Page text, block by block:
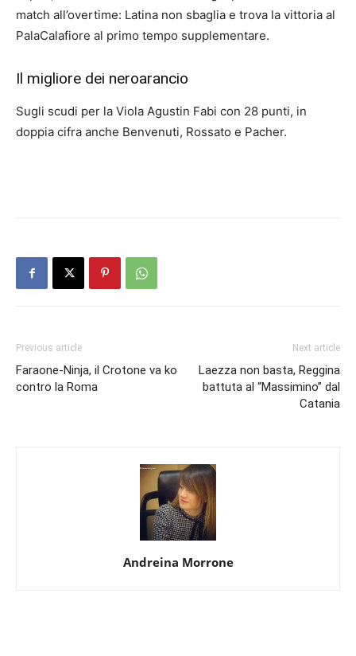
match all’overtime: Latina non sbaglia e trova la vittoria al
PalaCalafiore al primo tempo supplementare.
Il migliore dei neroarancio
Sugli scudi per la Viola Agustin Fabi con 28 punti, in
doppia cifra anche Benvenuti, Rossato e Pacher.
Previous article
Faraone-Ninja, il Crotone va ko
contro la Roma
Next article
Laezza non basta, Reggina
battuta al “Massimino” dal
Catania
Andreina Morrone